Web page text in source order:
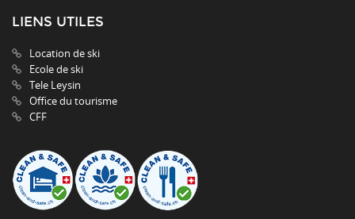
LIENS UTILES
Location de ski
Ecole de ski
Tele Leysin
Office du tourisme
CFF